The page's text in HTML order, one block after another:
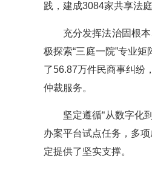
践，建成3084家共享法
充分发挥法治固根
极探索“三庭一院”专业
了56.87万件民商事纠纷
仲裁服务。
坚定遵循“从数字化
办案平台试点任务，多
定提供了坚实支撑。